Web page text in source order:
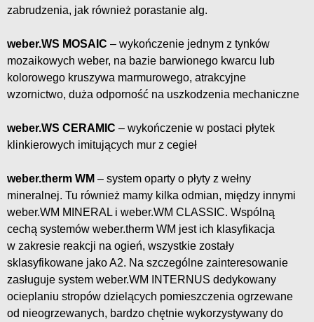
zabrudzenia, jak również porastanie alg.
weber.WS MOSAIC – wykończenie jednym z tynków
mozaikowych weber, na bazie barwionego kwarcu lub
kolorowego kruszywa marmurowego, atrakcyjne
wzornictwo, duża odporność na uszkodzenia mechaniczne
weber.WS CERAMIC – wykończenie w postaci płytek
klinkierowych imitujących mur z cegieł
weber.therm WM – system oparty o płyty z wełny
mineralnej. Tu również mamy kilka odmian, między innymi
weber.WM MINERAL i weber.WM CLASSIC. Wspólną
cechą systemów weber.therm WM jest ich klasyfikacja
w zakresie reakcji na ogień, wszystkie zostały
sklasyfikowane jako A2. Na szczególne zainteresowanie
zasługuje system weber.WM INTERNUS dedykowany
ocieplaniu stropów dzielących pomieszczenia ogrzewane
od nieogrzewanych, bardzo chętnie wykorzystywany do